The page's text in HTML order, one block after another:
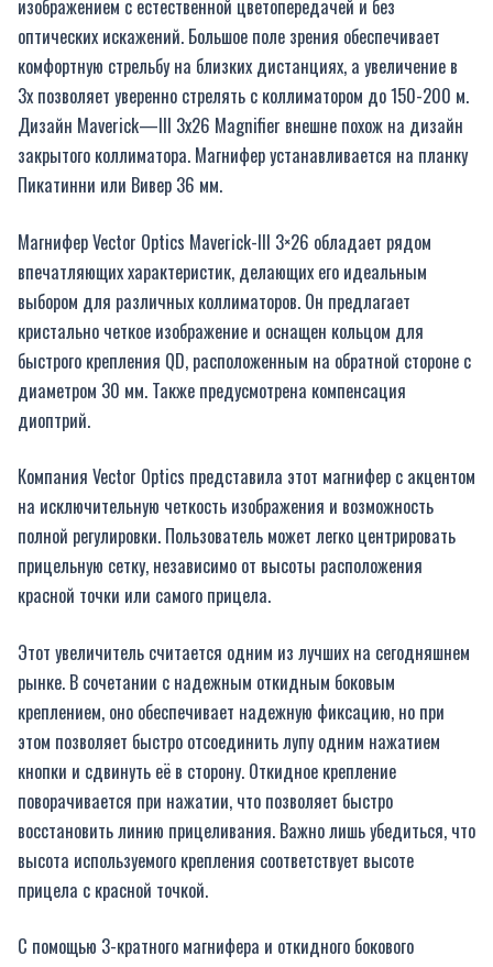
изображением с естественной цветопередачей и без
оптических искажений. Большое поле зрения обеспечивает
комфортную стрельбуна близких дистанциях, а увеличение в
3х позволяет уверенно стрелять с коллиматором до 150-200 м.
Дизайн Maverick—III 3x26 Magnifier внешне похож на дизайн
закрытого коллиматора. Магнифер устанавливается на планку
Пикатинни или Вивер 36 мм.
Магнифер Vector Optics Maverick-III 3×26 обладает рядом
впечатляющих характеристик, делающих его идеальным
выбором для различных коллиматоров. Он предлагает
кристально четкое изображение и оснащен кольцом для
быстрого крепления QD, расположенным на обратной стороне с
диаметром 30 мм. Также предусмотрена компенсация
диоптрий.
Компания Vector Optics представила этот магнифер с акцентом
на исключительную четкость изображения и возможность
полной регулировки. Пользователь может легко центрировать
прицельную сетку, независимо от высоты расположения
красной точки или самого прицела.
Этот увеличитель считается одним из лучших на сегодняшнем
рынке. В сочетании с надежным откидным боковым
креплением, оно обеспечивает надежную фиксацию, но при
этом позволяет быстро отсоединить лупу одним нажатием
кнопки и сдвинуть её в сторону. Откидное крепление
поворачивается при нажатии, что позволяет быстро
восстановить линию прицеливания. Важно лишь убедиться, что
высота используемого крепления соответствует высоте
прицела с красной точкой.
С помощью 3-кратного магнифера и откидного бокового